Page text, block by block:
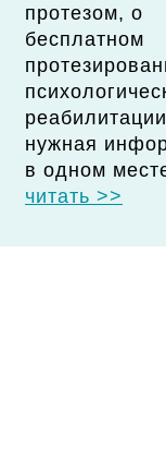
протезом, о
бесплатном
нужная
в одном
читать >>